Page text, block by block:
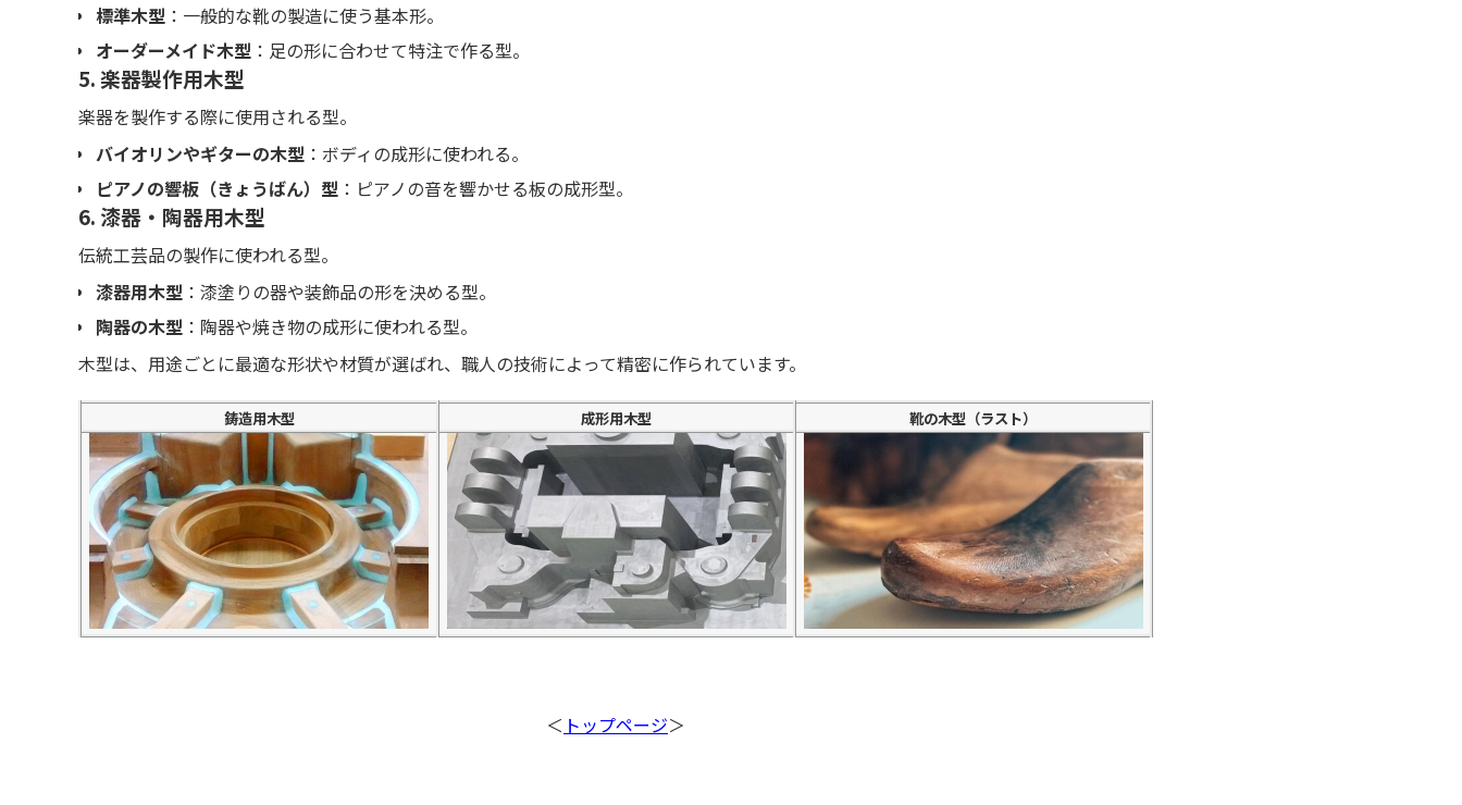
標準木型 ：一般的な靴の製造に使う基本形。
オーダーメイド木型 ：足の形に合わせて特注で作る型。
5. 楽器製作用木型
楽器を製作する際に使用される型。
バイオリンやギターの木型 ：ボディの成形に使われる。
ピアノの響板（きょうばん）型 ：ピアノの音を響かせる板の成形型。
6. 漆器・陶器用木型
伝統工芸品の製作に使われる型。
漆器用木型 ：漆塗りの器や装飾品の形を決める型。
陶器の木型 ：陶器や焼き物の成形に使われる型。
木型は、用途ごとに最適な形状や材質が選ばれ、職人の技術によって精密に作られています。
鋳造用木型 成形用木型 靴の木型（ラスト）
＜ トップページ＞